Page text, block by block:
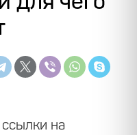
на